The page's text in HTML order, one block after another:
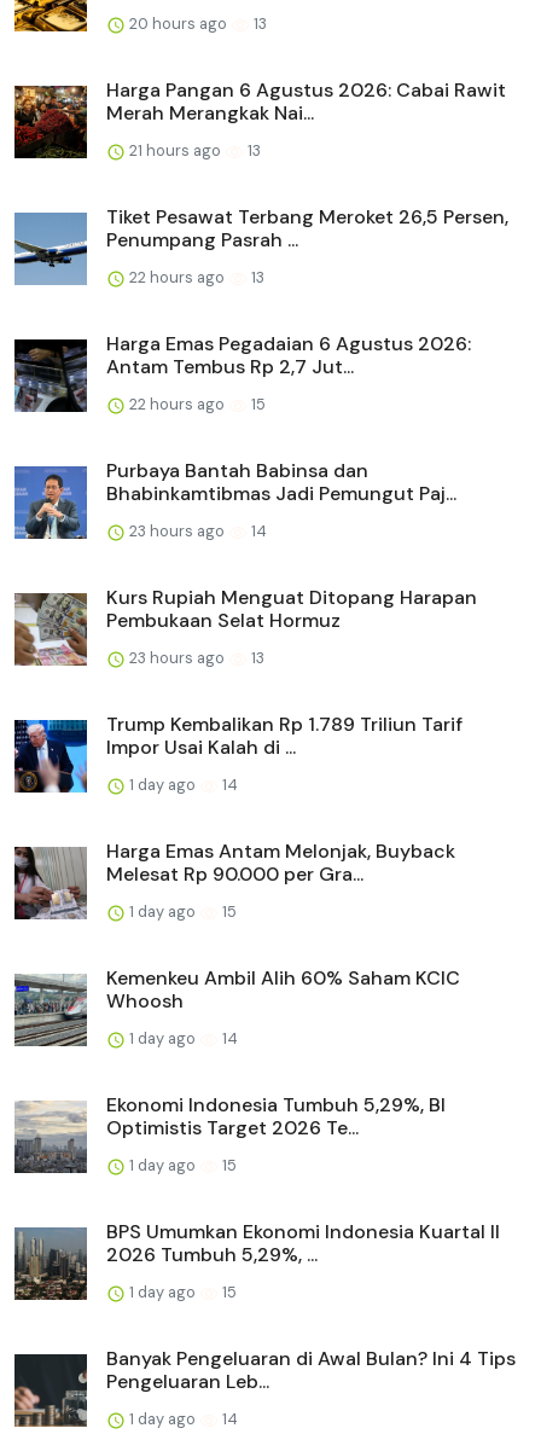
20 hours ago 13
Harga Pangan 6 Agustus 2026: Cabai Rawit
Merah Merangkak Nai...
21 hours ago 13
Tiket Pesawat Terbang Meroket 26,5 Persen,
Penumpang Pasrah ...
22 hours ago 13
Harga Emas Pegadaian 6 Agustus 2026:
Antam Tembus Rp 2,7 Jut...
22 hours ago 15
Purbaya Bantah Babinsa dan
Bhabinkamtibmas Jadi Pemungut Paj...
23 hours ago 14
Kurs Rupiah Menguat Ditopang Harapan
Pembukaan Selat Hormuz
23 hours ago 13
Trump Kembalikan Rp 1.789 Triliun Tarif
Impor Usai Kalah di ...
1 day ago 14
Harga Emas Antam Melonjak, Buyback
Melesat Rp 90.000 per Gra...
1 day ago 15
Kemenkeu Ambil Alih 60% Saham KCIC
Whoosh
1 day ago 14
Ekonomi Indonesia Tumbuh 5,29%, BI
Optimistis Target 2026 Te...
1 day ago 15
BPS Umumkan Ekonomi Indonesia Kuartal II
2026 Tumbuh 5,29%, ...
1 day ago 15
Banyak Pengeluaran di Awal Bulan? Ini 4 Tips
Pengeluaran Leb...
1 day ago 14